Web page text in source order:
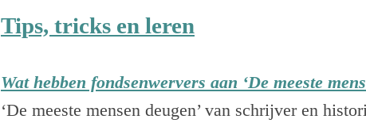
Tips, tricks en leren
Wat hebben fondsenwervers aan ‘De meeste
‘De meeste mensen deugen’ van schrijver en